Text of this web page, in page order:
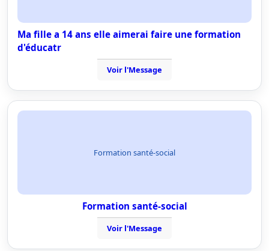
Ma fille a 14 ans elle aimerai faire une formation
d'éducatr
Voir l'Message
Formation santé-social
Formation santé-social
Voir l'Message